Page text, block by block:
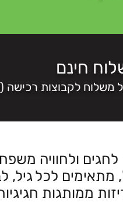
חינם
משלוח לקבוצות רכישה
לחגים ולחוויה
ממותגות